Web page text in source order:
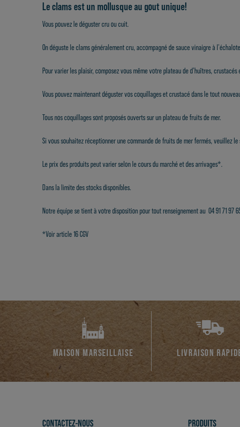
Le clams est un mollusque au gout unique!
Vous pouvez le déguster cru ou cuit.
On déguste le clams généralement cru, accompagné de sauce vinaigre à
Pour varier les plaisir, composez vous même votreplateau de d'huîtres, crustacés
Vous pouvez maintenant déguster vos coquillages et crustacé dans le tout
Tous nos coquillages sont proposés ouverts sur unplateau de fruits de mer.
Si vous souhaitez réceptionner une commande de fruits de mer fermés, veuillez
Le prix des produits peut varier selon le cours du marché et des arrivages*.
Dans la limite des stocks disponibles.
Notre équipe se tient à votre disposition pour tout renseignement au 04 91 71 97
*Voir article 16 CGV
MAISON MARSEILLAISE LIVRAISON
CONTACTEZ-NOUS PRODUITS